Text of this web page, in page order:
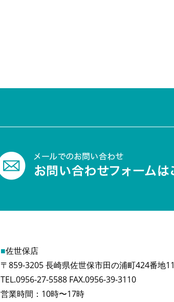
■佐世保店
〒859-3205 長崎県佐世保市田の浦町424番地11
TEL.0956-27-5588 FAX.0956-39-3110
営業時間：10時〜17時